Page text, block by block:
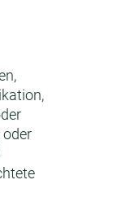
oder